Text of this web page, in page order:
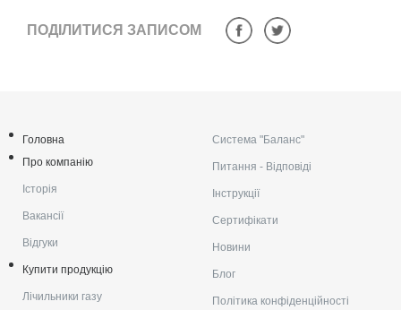
ПОДІЛИТИСЯ ЗАПИСОМ
Головна
Про компанію
Історія
Вакансії
Відгуки
Купити продукцію
Лічильники газу
Система "Баланс"
Питання - Відповіді
Інструкції
Сертифікати
Новини
Блог
Політика конфіденційності